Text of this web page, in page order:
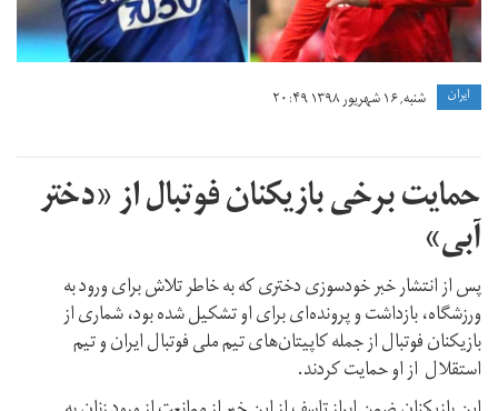
ايران شنبه, ۱۶ شهریور ۱۳۹۸ ۲۰:۴۹
حمایت برخی بازیکنان فوتبال از «دختر
آبی»
پس از انتشار خبر خودسوزی دختری که به خاطر تلاش برای ورود به
ورزشگاه، بازداشت و پرونده‌ای برای او تشکیل شده بود، شماری از
بازیکنان فوتبال از جمله کاپیتان‌های تیم ملی فوتبال ایران و تیم
استقلال از او حمایت کردند.